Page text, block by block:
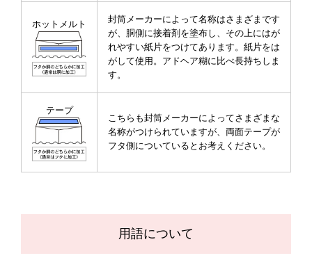
ホットメルト
封筒メーカーによって名称はさまざまです
が、胴側に接着剤を塗布し、その上にはが
れやすい紙片をつけてあります。紙片をは
がして使用。アドヘア糊に比べ長持ちしま
す。
テープ
こちらも封筒メーカーによってさまざまな
名称がつけられていますが、両面テープが
フタ側についているとお考えください。
用語について